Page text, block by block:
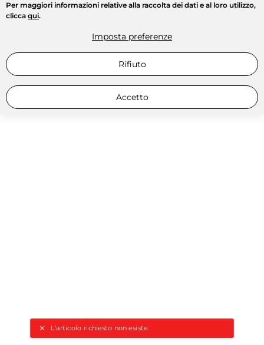
L'articolo richiesto non esiste.
Per maggiori informazioni relative alla raccolta dei dati e al loro utilizzo,
clicca qui.
Imposta preferenze
Rifiuto
Accetto